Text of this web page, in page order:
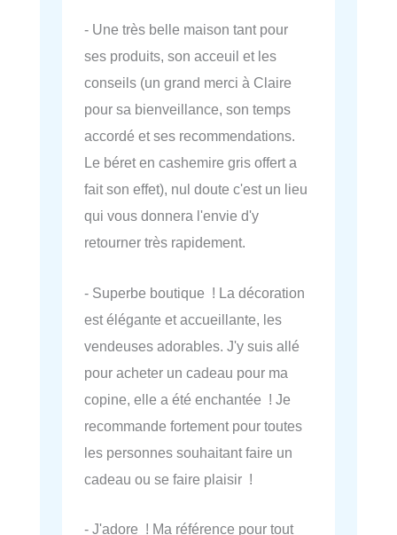
- Une très belle maison tant pour
ses produits, son acceuil et les
conseils (un grand merci à Claire
pour sa bienveillance, son temps
accordé et ses recommendations.
Le béret en cashemire gris offert a
fait son effet), nul doute c'est un lieu
qui vous donnera l'envie d'y
retourner très rapidement.
- Superbe boutique ! La décoration
est élégante et accueillante, les
vendeuses adorables. J'y suis allé
pour acheter un cadeau pour ma
copine, elle a été enchantée ! Je
recommande fortement pour toutes
les personnes souhaitant faire un
cadeau ou se faire plaisir !
- J'adore ! Ma référence pour tout